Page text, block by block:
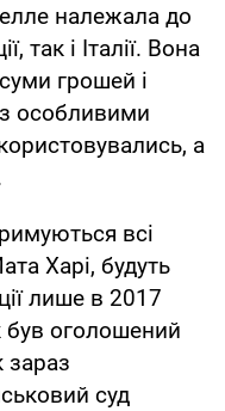
належала до
так і Італії. Вона
грошей і
з особливими
а
всі
Харі, будуть
лише в 2017
був оголошений
зараз
суд